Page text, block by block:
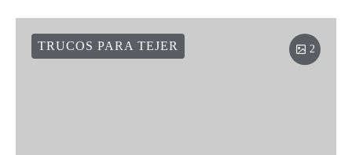
TRUCOS PARA TEJER 2